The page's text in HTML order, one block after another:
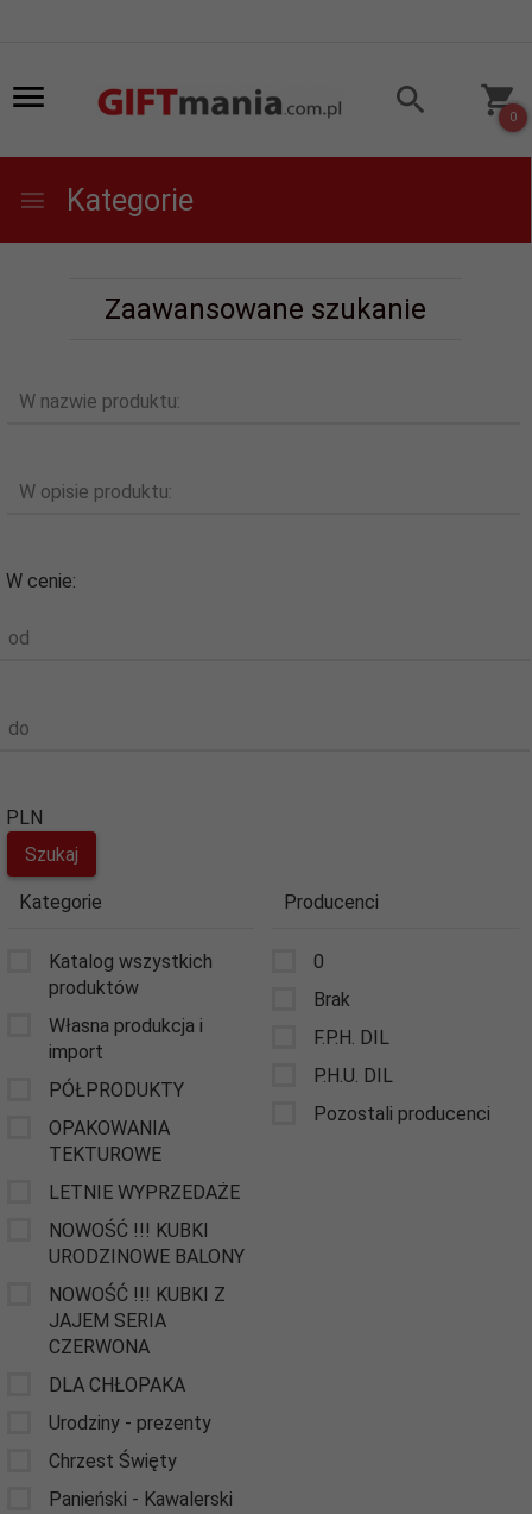
0
Kategorie
Zaawansowane szukanie
W nazwie produktu:
W opisie produktu:
W cenie:
od
do
PLN
Kategorie
Katalog wszystkich
produktów
Własna produkcja i
import
PÓŁPRODUKTY
OPAKOWANIA
TEKTUROWE
LETNIE WYPRZEDAŻE
NOWOŚĆ !!! KUBKI
URODZINOWE BALONY
NOWOŚĆ !!! KUBKI Z
JAJEM SERIA
CZERWONA
DLA CHŁOPAKA
Urodziny - prezenty
Chrzest Święty
Panieński - Kawalerski
Producenci
0
Brak
F.P.H. DIL
P.H.U. DIL
Pozostali producenci